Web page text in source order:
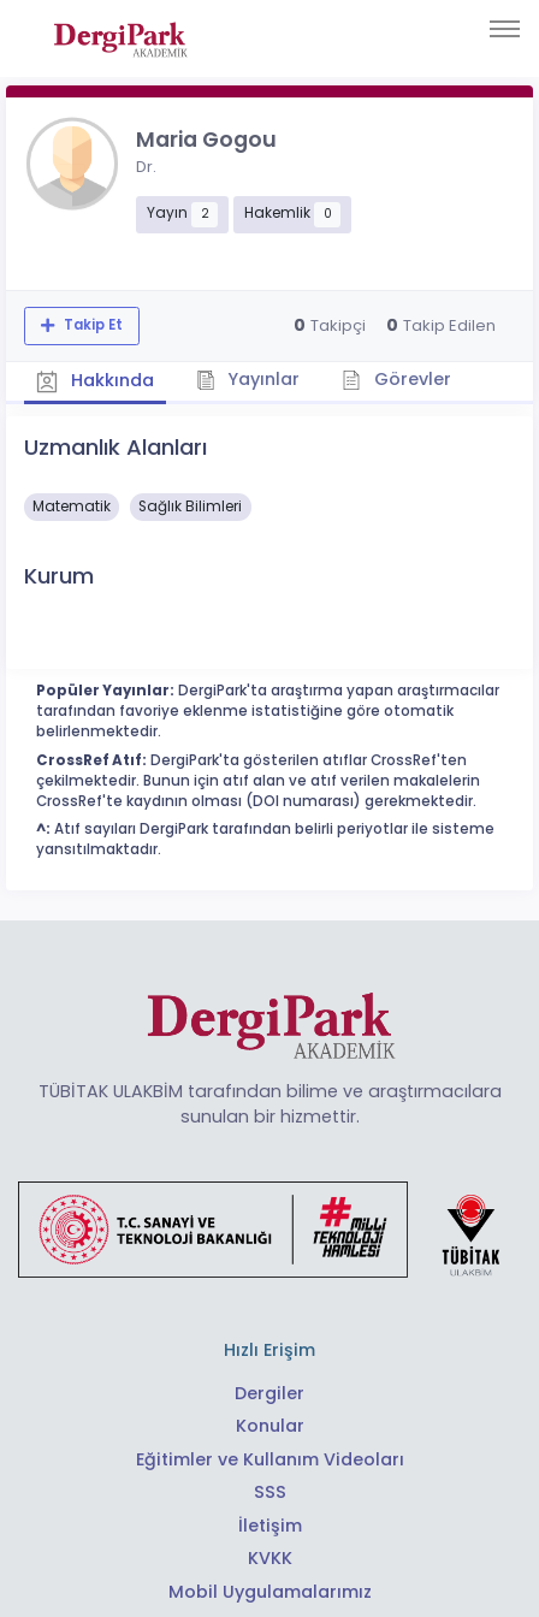
Maria Gogou
Dr.
Yayın 2 Hakemlik 0
Takip Et 0 Takipçi 0 Takip Edilen
Hakkında Yayınlar Görevler
Uzmanlık Alanları
Matematik Sağlık Bilimleri
Kurum
Popüler Yayınlar: DergiPark'ta araştırma yapan araştırmacılar
tarafından favoriye eklenme istatistiğine göre otomatik
belirlenmektedir.
CrossRef Atıf: DergiPark'ta gösterilen atıflar CrossRef'ten
çekilmektedir. Bunun için atıf alan ve atıf verilen makalelerin
CrossRef'te kaydının olması (DOI numarası) gerekmektedir.
^: Atıf sayıları DergiPark tarafından belirli periyotlar ile sisteme
yansıtılmaktadır.
TÜBİTAK ULAKBİM tarafından bilime ve araştırmacılara
sunulan bir hizmettir.
Hızlı Erişim
Dergiler
Konular
Eğitimler ve Kullanım Videoları
SSS
İletişim
KVKK
Mobil Uygulamalarımız